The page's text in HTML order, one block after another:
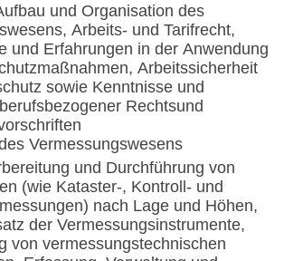
und Organisation des
Arbeits- und Tarifrecht,
und Erfahrungen in der Anwendung
Arbeitssicherheit
sowie Kenntnisse und
Rechtsund
Vermessungswesens
und Durchführung von
(wie Kataster-, Kontroll- und
nach Lage und Höhen,
der Vermessungsinstrumente,
von vermessungstechnischen